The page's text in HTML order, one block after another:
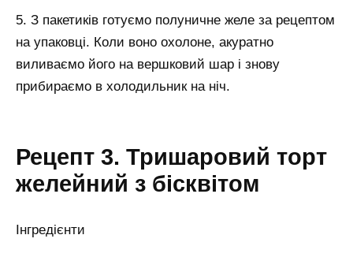
5. З пакетиків готуємо полуничне желе за рецептом
на упаковці. Коли воно охолоне, акуратно
виливаємо його на вершковий шар і знову
прибираємо в холодильник на ніч.
Рецепт 3. Тришаровий торт
желейний з бісквітом
Інгредієнти